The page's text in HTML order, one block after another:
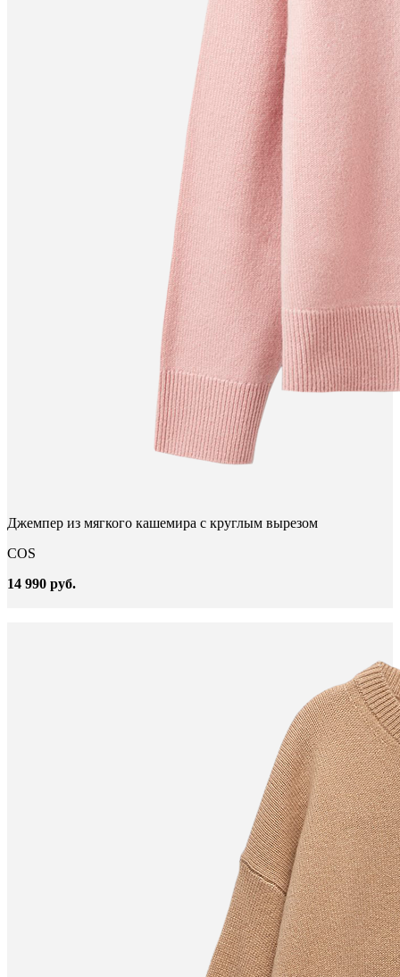
Джемпер из мягкого кашемира с круглым вырезом
COS
14 990 руб.